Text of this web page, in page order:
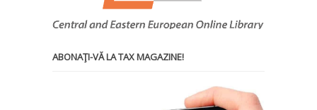
ABONAŢI-VĂ LA TAX MAGAZINE!